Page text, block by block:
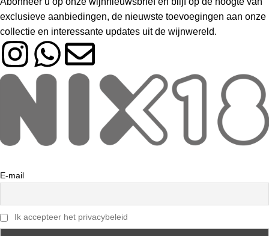
exclusieve aanbiedingen, de nieuwste toevoegingen aan onze
collectie en interessante updates uit de wijnwereld.
E-mail
Ik accepteer het privacybeleid